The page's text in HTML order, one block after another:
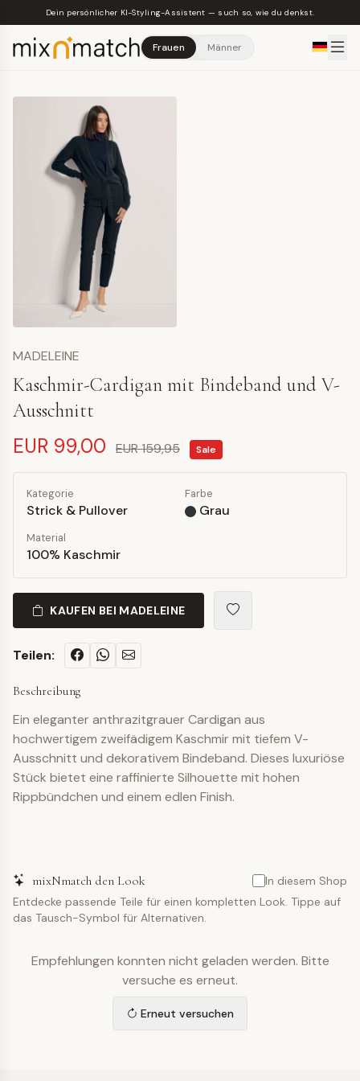
Skip to main content
Dein persönlicher KI-Styling-Assistent — such so, wie du denkst.
Frauen Männer
MADELEINE
Kaschmir-Cardigan mit Bindeband und V-
Ausschnitt
EUR 99,00 EUR 159,95 Sale
Kategorie
Strick & Pullover
Farbe
Grau
Material
100% Kaschmir
KAUFEN BEI MADELEINE
Teilen:
Beschreibung
Ein eleganter anthrazitgrauer Cardigan aus
hochwertigem zweifädigem Kaschmir mit tiefem V-
Ausschnitt und dekorativem Bindeband. Dieses luxuriöse
Stück bietet eine raffinierte Silhouette mit hohen
Rippbündchen und einem edlen Finish.
mixNmatch den Look
In diesem Shop
Entdecke passende Teile für einen kompletten Look. Tippe auf
das Tausch-Symbol für Alternativen.
Empfehlungen konnten nicht geladen werden. Bitte
versuche es erneut.
Erneut versuchen